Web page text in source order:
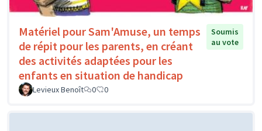
Matériel pour Sam'Amuse, un temps
de répit pour les parents, en créant
des activités adaptées pour les
enfants en situation de handicap
Soumis
au vote
Levieux Benoît 0 0